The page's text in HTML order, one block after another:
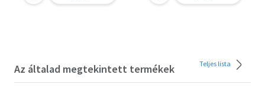
Az általad megtekintett termékek Teljes lista